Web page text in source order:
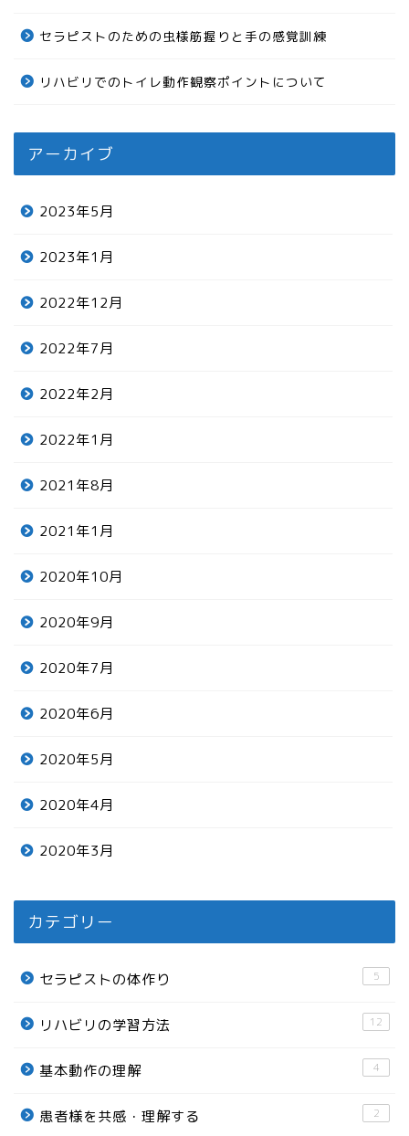
セラピストのための虫様筋握りと手の感覚訓練
リハビリでのトイレ動作観察ポイントについて
アーカイブ
2023年5月
2023年1月
2022年12月
2022年7月
2022年2月
2022年1月
2021年8月
2021年1月
2020年10月
2020年9月
2020年7月
2020年6月
2020年5月
2020年4月
2020年3月
カテゴリー
セラピストの体作り 5
リハビリの学習方法 12
基本動作の理解 4
患者様を共感・理解する 2